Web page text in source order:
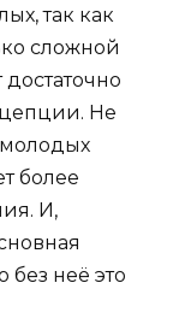
так как
сложной
Не
более
И,
без неё это